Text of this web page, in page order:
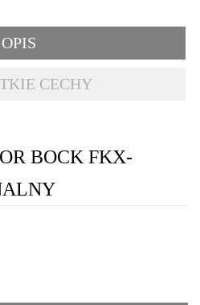
OPIS
CECHY
BOCK FKX-